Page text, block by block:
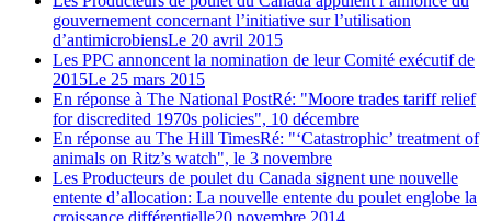
gouvernement concernant l’initiative sur l’utilisation
d’antimicrobiensLe 20 avril 2015
Les PPC annoncent la nomination de leur Comité exécutif de
2015Le 25 mars 2015
En réponse à The National PostRé: "Moore trades tariff relief
for discredited 1970s policies", 10 décembre
En réponse au The Hill TimesRé: "‘Catastrophic’ treatment of
animals on Ritz’s watch", le 3 novembre
Les Producteurs de poulet du Canada signent une nouvelle
entente d’allocation: La nouvelle entente du poulet englobe la
croissance différentielle20 novembre 2014